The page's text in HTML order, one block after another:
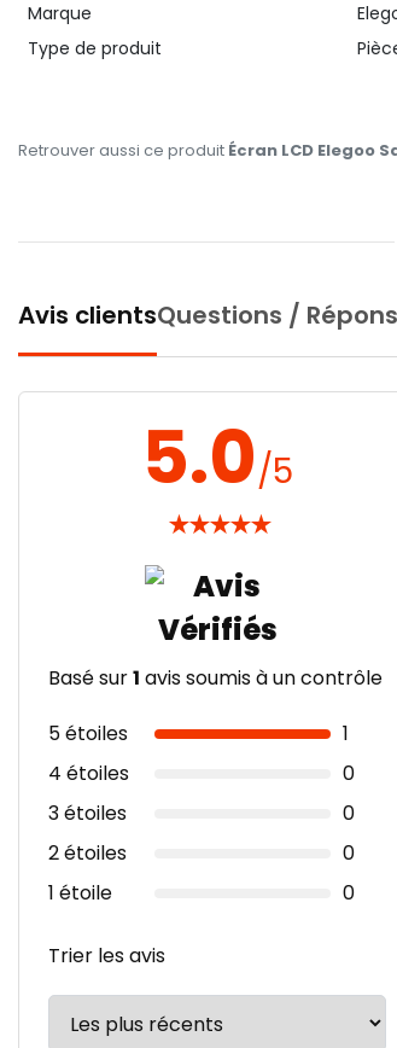
Marque
Type de produit
Retrouver aussi ce produit Écran LCD Elegoo
Avis clientsQuestions /
5.0/5
★★★★★
Basé sur1 avis soumis à un contrôle
5 étoiles
1
4 étoiles
0
3 étoiles
0
2 étoiles
0
1 étoile
0
Trier les avis